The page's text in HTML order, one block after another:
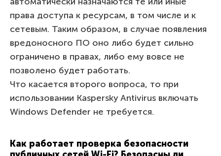
права доступа к ресурсам, в том числе и к
сетевым. Таким образом, в случае появления
вредоносного ПО оно либо будет сильно
ограничено в правах, либо ему вовсе не
позволено будет работать.
Что касается второго вопроса, то при
использовании Kaspersky Antivirus включать
Windows Defender не требуется.
Как работает проверка безопасности